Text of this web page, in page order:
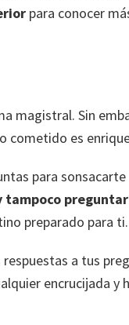
para conocer
magistral. Sin
cometido es
para
tampoco preguntar
preparado para ti.
respuestas a tus
encrucijada y